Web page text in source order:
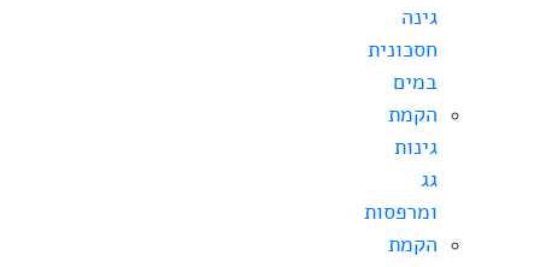
גינה
חסכונית
במים
הקמת
גינות
גג
ומרפסות
הקמת